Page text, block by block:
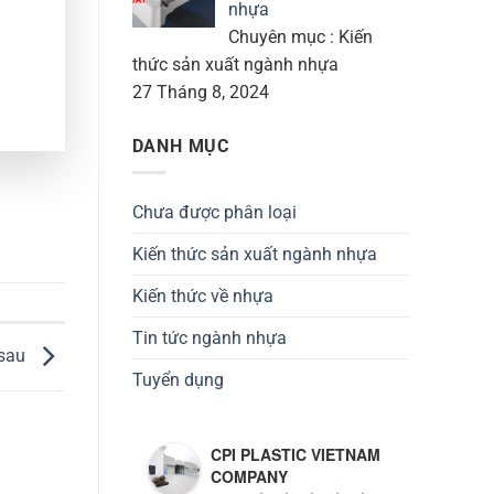
nhựa
Chuyên mục : Kiến
thức sản xuất ngành nhựa
27 Tháng 8, 2024
DANH MỤC
Chưa được phân loại
Kiến thức sản xuất ngành nhựa
Kiến thức về nhựa
Tin tức ngành nhựa
Tuyển dụng
CPI PLASTIC VIETNAM
COMPANY